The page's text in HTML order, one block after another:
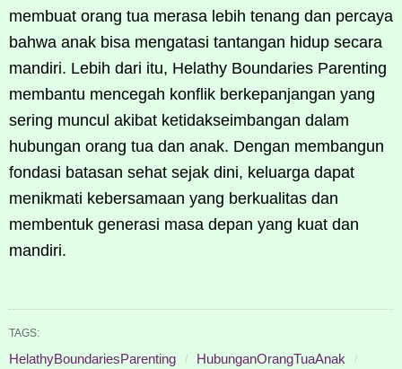
membuat orang tua merasa lebih tenang dan percaya
bahwa anak bisa mengatasi tantangan hidup secara
mandiri. Lebih dari itu, Helathy Boundaries Parenting
membantu mencegah konflik berkepanjangan yang
sering muncul akibat ketidakseimbangan dalam
hubungan orang tua dan anak. Dengan membangun
fondasi batasan sehat sejak dini, keluarga dapat
menikmati kebersamaan yang berkualitas dan
membentuk generasi masa depan yang kuat dan
mandiri.
TAGS:
HelathyBoundariesParenting
HubunganOrangTuaAnak